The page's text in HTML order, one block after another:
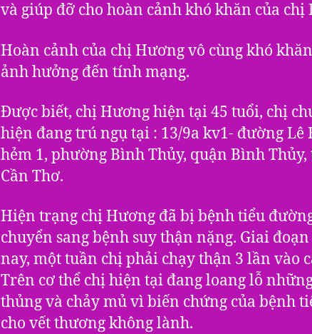
và giúp đỡ cho hoàn cảnh khó khăn của chị
Hoàn cảnh của chị Hương vô cùng khó
ảnh hưởng đến tính mạng.
Được biết, chị Hương hiện tại 45 tuổi, chị
hiện đang trú ngụ tại : 13/9a kv1- đường Lê
hẻm 1, phường Bình Thủy, quận Bình
Cần Thơ.
Hiện trạng chị Hương đã bị bệnh tiểu
chuyển sang bệnh suy thận nặng. Giai
nay, một tuần chị phải chạy thận 3 lần vào
Trên cơ thể chị hiện tại đang loang lỗ
thủng và chảy mủ vì biến chứng của bệnh
cho vết thương không lành.